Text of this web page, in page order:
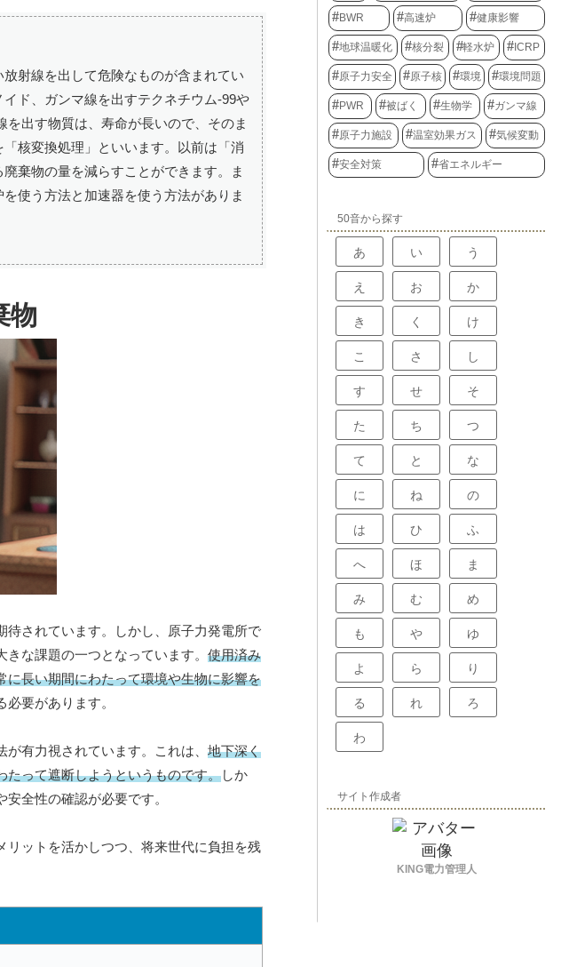
射線を出して危険なものが含まれてい
ド、ガンマ線を出すテクネチウム-99や
出す物質は、寿命が長いので、そのま
核変換処理」といいます。以前は「消
棄物の量を減らすことができます。ま
使う方法と加速器を使う方法がありま
物
待されています。しかし、原子力発電所で
な課題の一つとなっています。 使用済み
長い期間にわたって環境や生物に影響を
要があります。
有力視されています。これは、 地下深く
たって遮断しようというものです。しか
全性の確認が必要です。
ットを活かしつつ、将来世代に負担を残
BWR 高速炉 健康影響
地球温暖化 核分裂 軽水炉 ICRP
原子力安全 原子核 環境 環境問題
PWR 被ばく 生物学 ガンマ線
原子力施設 温室効果ガス 気候変動
安全対策 省エネルギー
50音から探す
あ い う
え お か
き く け
こ さ し
す せ そ
た ち つ
て と な
に ね の
は ひ ふ
へ ほ ま
み む め
も や ゆ
よ ら り
る れ ろ
わ
サイト作成者
KING電力管理人